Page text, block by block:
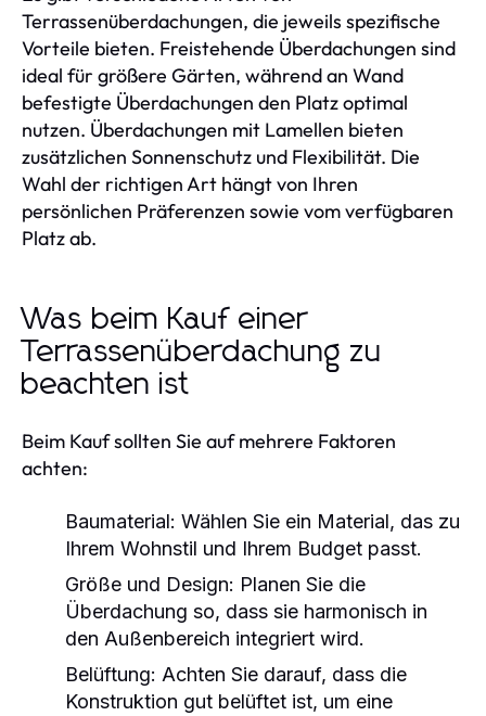
Terrassenüberdachungen, die jeweils spezifische
Vorteile bieten. Freistehende Überdachungen sind
ideal für größere Gärten, während an Wand
befestigte Überdachungen den Platz optimal
nutzen. Überdachungen mit Lamellen bieten
zusätzlichen Sonnenschutz und Flexibilität. Die
Wahl der richtigen Art hängt von Ihren
persönlichen Präferenzen sowie vom verfügbaren
Platz ab.
Was beim Kauf einer
Terrassenüberdachung zu
beachten ist
Beim Kauf sollten Sie auf mehrere Faktoren
achten:
Baumaterial: Wählen Sie ein Material, das zu
Ihrem Wohnstil und Ihrem Budget passt.
Größe und Design: Planen Sie die
Überdachung so, dass sie harmonisch in
den Außenbereich integriert wird.
Belüftung: Achten Sie darauf, dass die
Konstruktion gut belüftet ist, um eine